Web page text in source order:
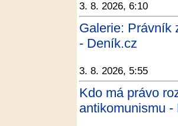
3. 8. 2026, 6:10
Galerie: Právník
- Deník.cz
3. 8. 2026, 5:55
Kdo má právo
antikomunismu